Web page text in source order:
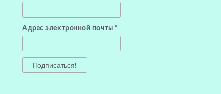
Адрес электронной почты *